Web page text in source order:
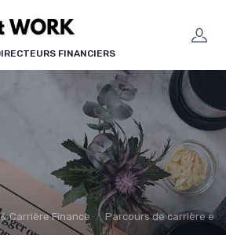
FINANCIERS
Carrière Finance Parcours de carrière en
cookies